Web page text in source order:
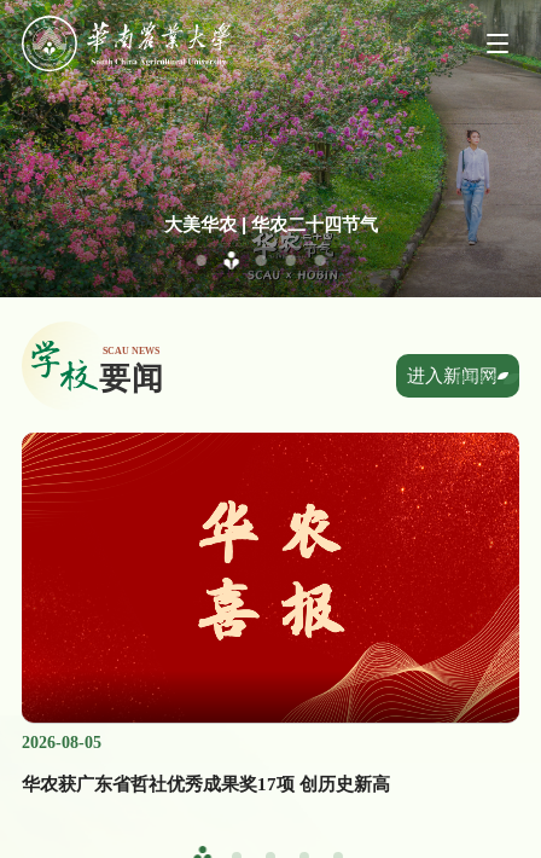
华南农业大学2026级本科录取通知书，来了！
大美华农 | 华农二十四节气
查看更多
进入新闻网
2026-08-05
华农获广东省哲社优秀成果奖17项 创历史新高